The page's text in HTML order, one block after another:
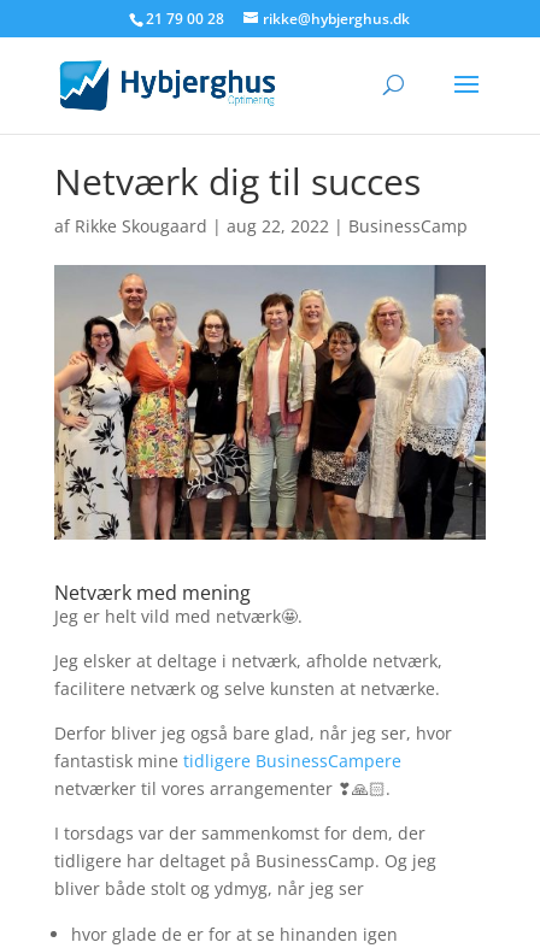
21 79 00 28 rikke@hybjerghus.dk
Netværk dig til succes
af Rikke Skougaard | aug 22, 2022| BusinessCamp
Netværk med mening
Jeg er helt vild med netværk🤩.
Jeg elsker at deltage i netværk, afholde netværk,
facilitere netværk og selve kunsten at netværke.
Derfor bliver jeg også bare glad, når jeg ser, hvor
fantastisk mine tidligere BusinessCampere
netværker til vores arrangementer ❣🙏🏻.
I torsdags var der sammenkomst for dem, der
tidligere har deltaget på BusinessCamp. Og jeg
bliver både stolt og ydmyg, når jeg ser
hvor glade de er for at se hinanden igen